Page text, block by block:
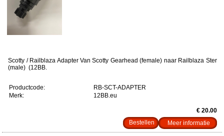
Scotty / Railblaza Adapter Van Scotty Gearhead (female) naar Railblaza Ster
(male) (12BB.
Productcode:
RB-SCT-ADAPTER
Merk:
12BB.eu
€ 20.00
Meer informatie